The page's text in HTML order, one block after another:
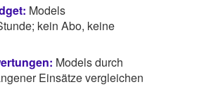
Models
kein Abo, keine
Models durch
Einsätze vergleichen